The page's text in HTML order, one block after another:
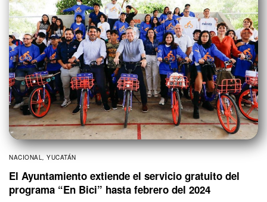
NACIONAL, YUCATÁN
El Ayuntamiento extiende el servicio gratuito del
programa “En Bici” hasta febrero del 2024